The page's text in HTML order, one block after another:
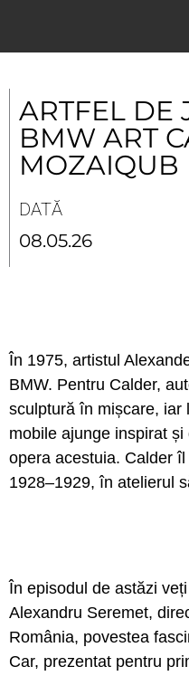
content
ARTFEL DE
BMW ART
MOZAIQUB
DATĂ
08.05.26
În 1975, artistul
BMW. Pentru Calder,
sculptură în mișcare, iar
mobile ajunge inspirat
opera acestuia. Calder
1928–1929, în atelierul
În episodul de astăzi
Alexandru Seremet,
România, povestea
Car, prezentat pentru